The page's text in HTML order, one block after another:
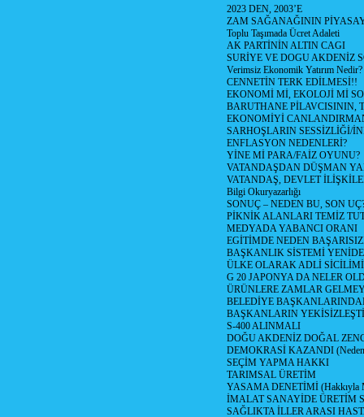
2023 DEN, 2003’E
ZAM SAĞANAĞININ
Toplu Taşımada Ücret Adaleti
AK PARTİNİN ALTIN CAGI
SURİYE VE DOGU AKDENİZ
Verimsiz Ekonomik Yatırım Nedir?
CENNETİN TERK EDİLMESİ!!
EKONOMİ Mİ, EKOLOJİ Mİ
BARUTHANE PİLAVCISININ,
EKONOMİYİ
SARHOŞLARIN SESSİZLİĞİ/
ENFLASYON NEDENLERİ?
YİNE Mİ PARA/FAİZ OYUNU?
VATANDAŞDAN DÜŞMAN
VATANDAŞ, DEVLET
Bilgi Okuryazarlığı
SONUÇ – NEDEN BU, SON
PİKNİK ALANLARI TEMİZ
MEDYADA YABANCI ORANI
EGİTİMDE NEDEN
BAŞKANLIK SİSTEMİ
ÜLKE OLARAK ADLİ
G 20 JAPONYA DA NELER
ÜRÜNLERE ZAMLAR
BELEDİYE
BAŞKANLARIN
S-400 ALINMALI
DOĞU AKDENİZ DOĞAL
DEMOKRASİ KAZANDI (Neden
SEÇİM YAPMA HAKKI
TARIMSAL ÜRETİM
YASAMA DENETİMİ (Hakkıyla
İMALAT SANAYİDE ÜRETİM
SAĞLIKTA İLLER ARASI